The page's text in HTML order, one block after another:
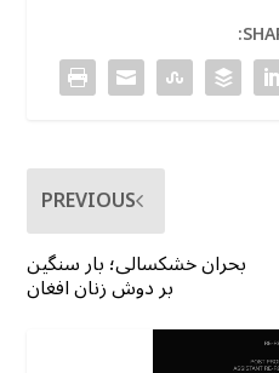
PREVIOUS
بحران خشکسالی؛ بار سنگین
بر دوش زنان افغان